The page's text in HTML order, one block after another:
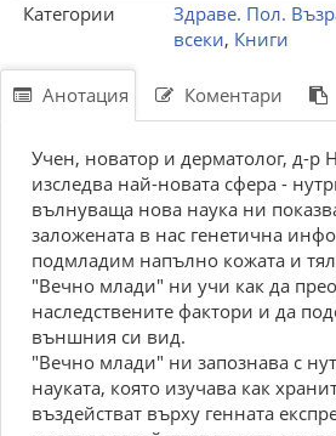
Категории
Здраве. Пол.
всеки, Книги
Анотация Коментари
Учен, новатор и дерматолог, д-р
изследва най-новата сфера -
вълнуваща нова наука ни
заложената в нас генетична
подмладим напълно кожата и
"Вечно млади" ни учи как да
наследствените фактори и да
външния си вид.
"Вечно млади" ни запознава с
науката, която изучава как
въздействат върху генната